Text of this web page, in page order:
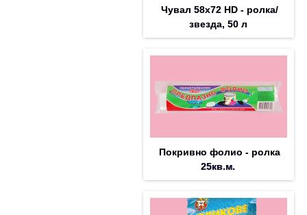
Чувал 58х72 HD - ролка/
звезда, 50 л
Покривно фолио - ролка
25кв.м.